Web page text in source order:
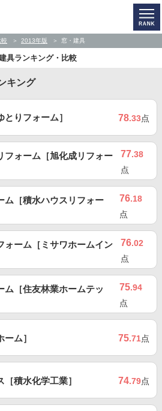
2013年版 窓・建具
具ランキング・比較
キング
りフォーム］ 78.33点
フォーム［旭化成リフォー
77.38
点
ム［積水ハウスリフォー
76.18
点
ォーム［ミサワホームイン
76.02
点
ム［住友林業ホームテッ
75.94
点
ム］ 75.71点
積水化学工業］ 74.79点